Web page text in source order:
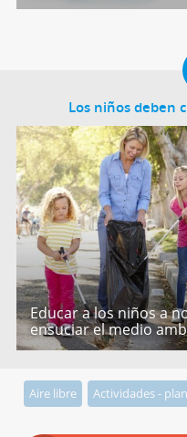
Los niños deben
Educar a los niños a
ensuciar el medio
Aire libre Actividades -